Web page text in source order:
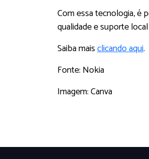
Com essa tecnologia, é
qualidade e suporte
Saiba maisclicando aqui.
Fonte: Nokia
Imagem: Canva